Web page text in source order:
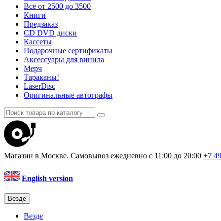
Всё от 2500 до 3500
Книги
Предзаказ
CD DVD диски
Кассеты
Подарочные сертификаты
Аксессуары для винила
Мерч
Тараканы!
LaserDisc
Оригинальные автографы
Магазин в Москве. Самовывоз ежедневно с 11:00 до 20:00 +7
English version
Везде
Везде